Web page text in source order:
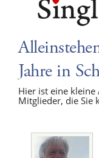
Jahre in
Hier ist eine
Mitglieder, die Sie